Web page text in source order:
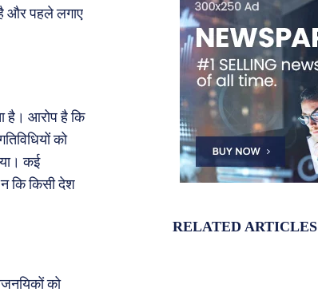
और पहले लगाए
है। आरोप है कि
को
कई
न कि किसी देश
को
RELATED ARTICLES